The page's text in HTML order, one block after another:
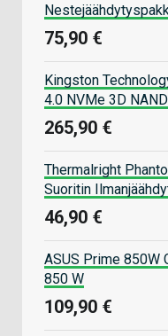
75,90 €
Kingston
4.0 NVMe 3D NAND
265,90 €
Thermalright
Suoritin
46,90 €
ASUS Prime 850W
850 W
109,90 €